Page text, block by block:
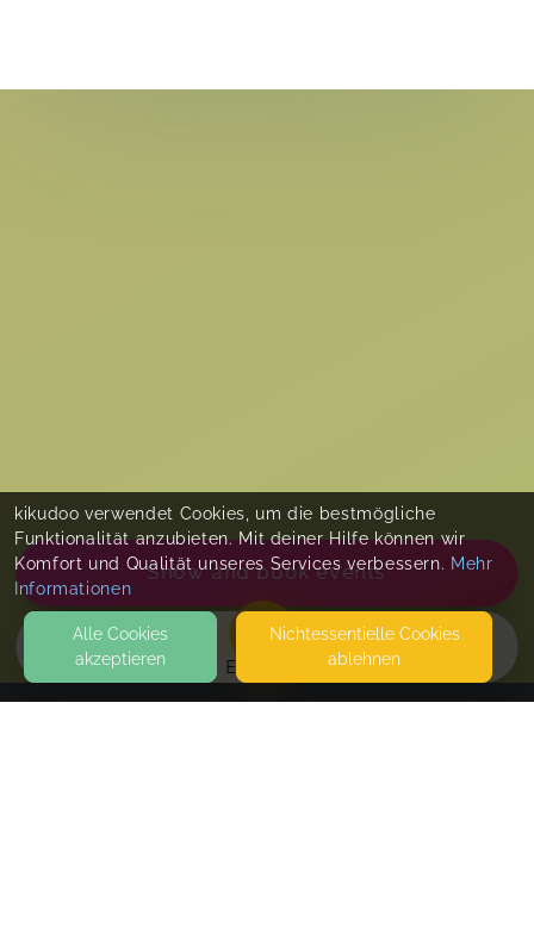
EVENTS
Show and book events
kikudoo verwendet Cookies, um die bestmögliche
Funktionalität anzubieten. Mit deiner Hilfe können wir
Komfort und Qualität unseres Services verbessern. Mehr
Informationen
Alle Cookies
akzeptieren
Nicht­essentielle Cookies
ablehnen